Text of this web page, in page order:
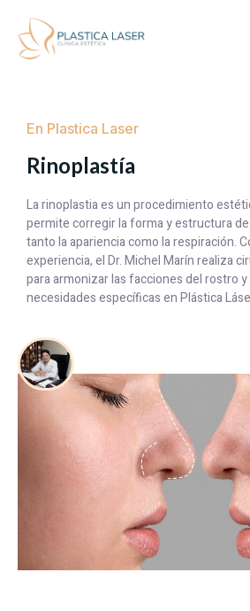
En Plastica Laser
Rinoplastía
La rinoplastia es un procedimiento
permite corregir la forma y estructura
tanto la apariencia como la respiración.
experiencia, el Dr. Michel Marín realiza
para armonizar las facciones del rostro
necesidades específicas en Plástica